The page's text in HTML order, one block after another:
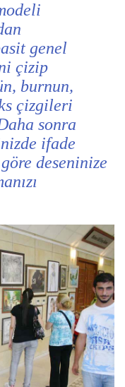
genel
çizip
burnun,
çizgileri
sonra
ifade
deseninize